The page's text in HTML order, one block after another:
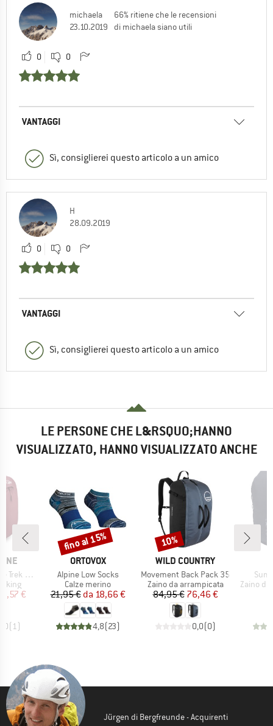
michaela
23.10.2019
66% ritiene che le recensioni
di michaela siano utili
0 0
VANTAGGI
Sì, consiglierei questo articolo a un amico
H
28.09.2019
0 0
VANTAGGI
Sì, consiglierei questo articolo a un amico
LE PERSONE CHE L&RSQUO;HANNO
VISUALIZZATO, HANNO VISUALIZZATO ANCHE
ND26
ridotto
€
( 1)
MARCHIO
ORTOVOX
Articolo
Alpine Low Socks
Gruppo di prodotti
Calze merino
Prezzo
21,95 € Prezzo ridotto
da 18,66 €
4,8(23)
Sconto
fino al 15%
MARCHIO
WILD COUNTRY
Articolo
Movement Back Pack 35
Gruppo di prodotti
Zaino da arrampicata
Prezzo
84,95 €Prezzo ridotto
76,46 €
0,0(0)
Sconto
10%
Gruppo
Zaino
Jürgen di Bergfreunde - Acquirenti